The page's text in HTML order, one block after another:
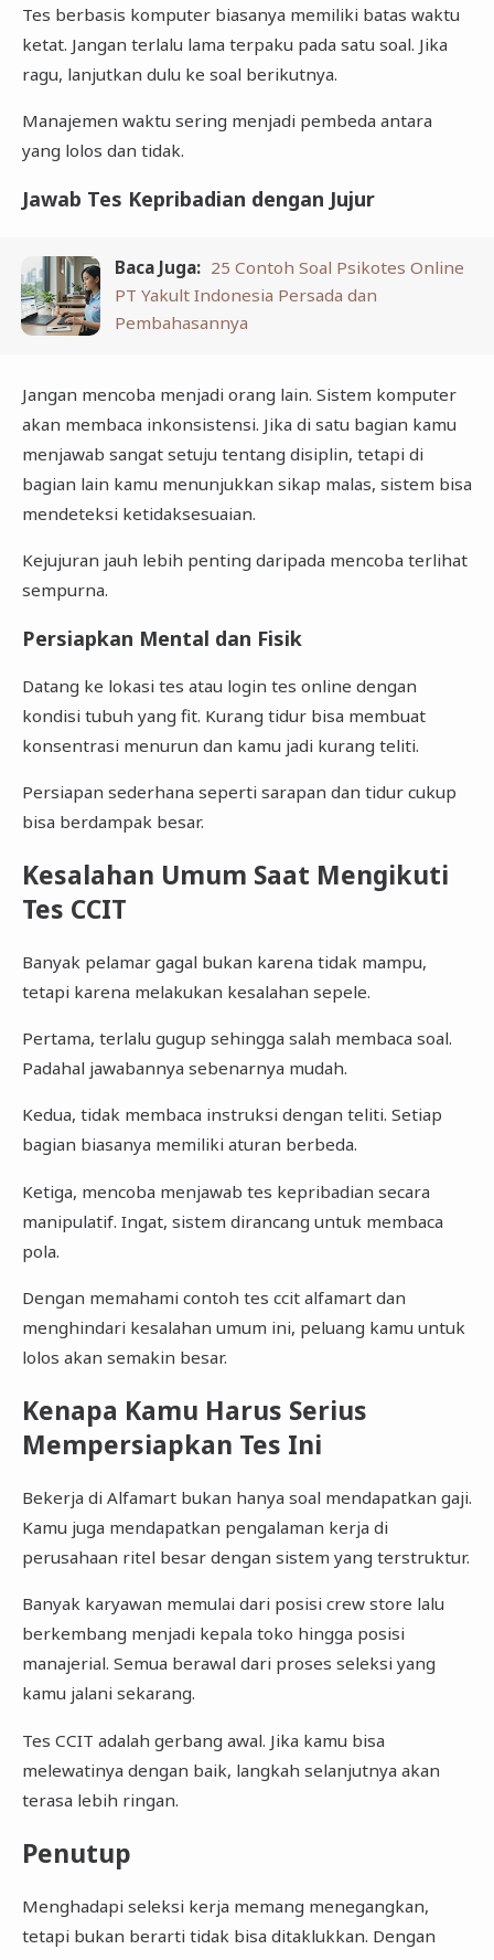
Tes berbasis komputer biasanya memiliki batas waktu
ketat. Jangan terlalu lama terpaku pada satu soal. Jika
ragu, lanjutkan dulu ke soal berikutnya.
Manajemen waktu sering menjadi pembeda antara
yang lolos dan tidak.
Jawab Tes Kepribadian dengan Jujur
Baca Juga: 25 Contoh Soal Psikotes Online
PT Yakult Indonesia Persada dan
Pembahasannya
Jangan mencoba menjadi orang lain. Sistem komputer
akan membaca inkonsistensi. Jika di satu bagian kamu
menjawab sangat setuju tentang disiplin, tetapi di
bagian lain kamu menunjukkan sikap malas, sistem bisa
mendeteksi ketidaksesuaian.
Kejujuran jauh lebih penting daripada mencoba terlihat
sempurna.
Persiapkan Mental dan Fisik
Datang ke lokasi tes atau login tes online dengan
kondisi tubuh yang fit. Kurang tidur bisa membuat
konsentrasi menurun dan kamu jadi kurang teliti.
Persiapan sederhana seperti sarapan dan tidur cukup
bisa berdampak besar.
Kesalahan Umum Saat Mengikuti
Tes CCIT
Banyak pelamar gagal bukan karena tidak mampu,
tetapi karena melakukan kesalahan sepele.
Pertama, terlalu gugup sehingga salah membaca soal.
Padahal jawabannya sebenarnya mudah.
Kedua, tidak membaca instruksi dengan teliti. Setiap
bagian biasanya memiliki aturan berbeda.
Ketiga, mencoba menjawab tes kepribadian secara
manipulatif. Ingat, sistem dirancang untuk membaca
pola.
Dengan memahami contoh tes ccit alfamart dan
menghindari kesalahan umum ini, peluang kamu untuk
lolos akan semakin besar.
Kenapa Kamu Harus Serius
Mempersiapkan Tes Ini
Bekerja di Alfamart bukan hanya soal mendapatkan gaji.
Kamu juga mendapatkan pengalaman kerja di
perusahaan ritel besar dengan sistem yang terstruktur.
Banyak karyawan memulai dari posisi crew store lalu
berkembang menjadi kepala toko hingga posisi
manajerial. Semua berawal dari proses seleksi yang
kamu jalani sekarang.
Tes CCIT adalah gerbang awal. Jika kamu bisa
melewatinya dengan baik, langkah selanjutnya akan
terasa lebih ringan.
Penutup
Menghadapi seleksi kerja memang menegangkan,
tetapi bukan berarti tidak bisa ditaklukkan. Dengan